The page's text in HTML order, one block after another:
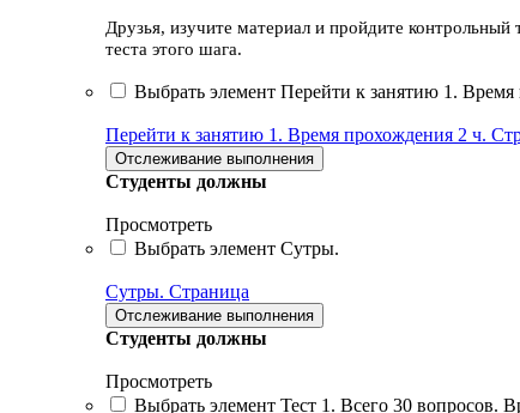
Друзья, изучите материал и пройдите
теста этого шага.
Выбрать элемент Перейти к занятию 1. Время
Перейти к занятию 1. Время прохождения 2 ч.
Отслеживание выполнения
Студенты должны
Просмотреть
Выбрать элемент Сутры.
Сутры. Страница
Отслеживание выполнения
Студенты должны
Просмотреть
Выбрать элемент Тест 1. Всего 30 вопросов.